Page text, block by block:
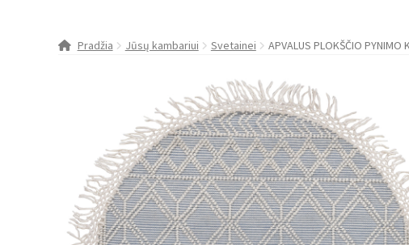
Pradžia Jūsų kambariui Svetainei APVALUS PLOKŠČIO PYNIMO